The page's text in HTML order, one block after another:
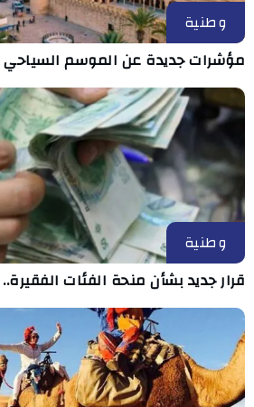
وطنية
مؤشرات جديدة عن الموسم
وطنية
قرار جديد بشأن منحة الفئات